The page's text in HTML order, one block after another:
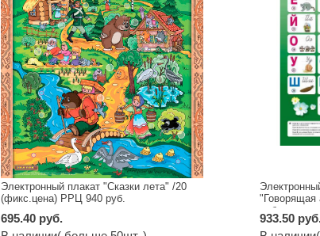
Электронный плакат "Сказки лета" /20
(фикс.цена) РРЦ 940 руб.
695.40 руб.
"Говорящая
руб.
933.50